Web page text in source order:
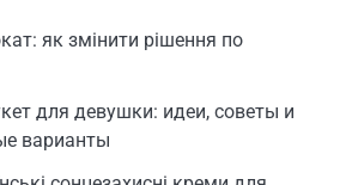
як змінити рішення по
для девушки: идеи, советы и
варианты